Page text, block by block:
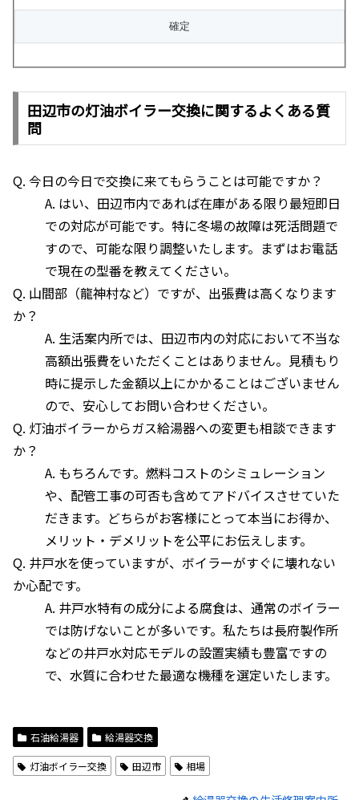
田辺市の灯油ボイラー交換に関するよくある質
問
Q. 今日の今日で交換に来てもらうことは可能ですか？
A. はい、田辺市内であれば在庫がある限り最短即日
での対応が可能です。特に冬場の故障は死活問題で
すので、可能な限り調整いたします。まずはお電話
で現在の型番を教えてください。
Q. 山間部（龍神村など）ですが、出張費は高くなります
か？
A. 生活案内所では、田辺市内の対応において不当な
高額出張費をいただくことはありません。見積もり
時に提示した金額以上にかかることはございません
ので、安心してお問い合わせください。
Q. 灯油ボイラーからガス給湯器への変更も相談できます
か？
A. もちろんです。燃料コストのシミュレーション
や、配管工事の可否も含めてアドバイスさせていた
だきます。どちらがお客様にとって本当にお得か、
メリット・デメリットを公平にお伝えします。
Q. 井戸水を使っていますが、ボイラーがすぐに壊れない
か心配です。
A. 井戸水特有の成分による腐食は、通常のボイラー
では防げないことが多いです。私たちは長府製作所
などの井戸水対応モデルの設置実績も豊富ですの
で、水質に合わせた最適な機種を選定いたします。
石油給湯器 給湯器交換
灯油ボイラー交換 田辺市 相場